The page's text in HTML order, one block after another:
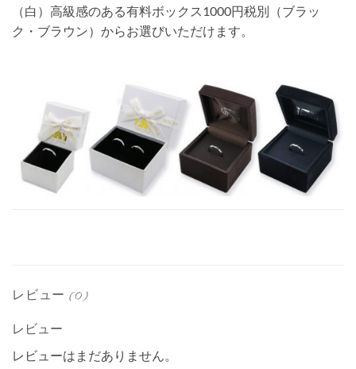
（白）高級感のある有料ボックス1000円税別（ブラッ
ク・ブラウン）からお選びいただけます。
レビュー (0)
レビュー
レビューはまだありません。